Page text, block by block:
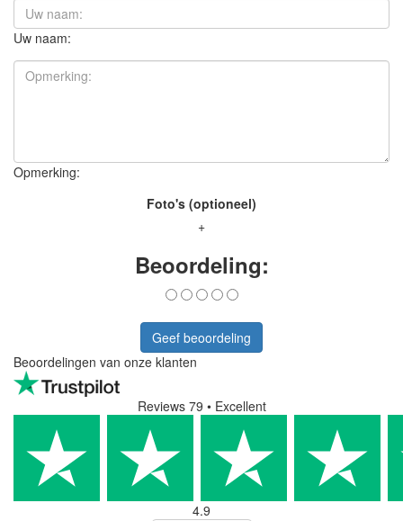
Uw naam:
Opmerking:
Foto's (optioneel)
+
Beoordeling:
Geef beoordeling
Beoordelingen van onze klanten
Reviews 79 • Excellent
4.9